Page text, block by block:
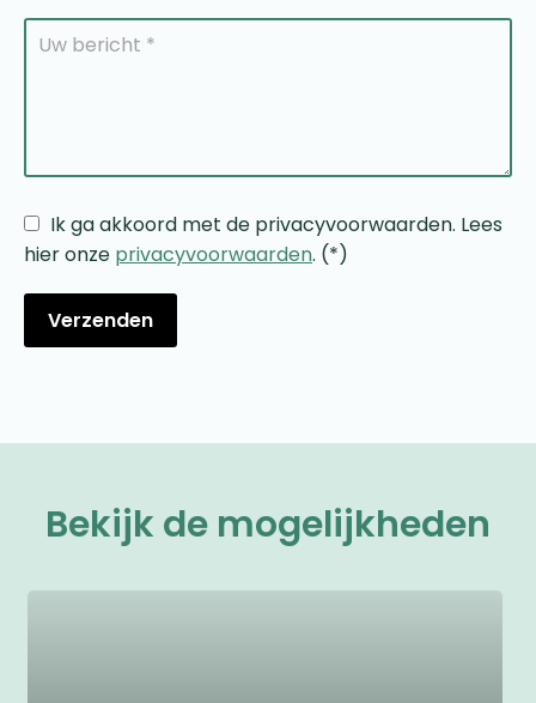
Ik ga akkoord met de privacyvoorwaarden. Lees
hier onze privacyvoorwaarden. (*)
Bekijk de mogelijkheden